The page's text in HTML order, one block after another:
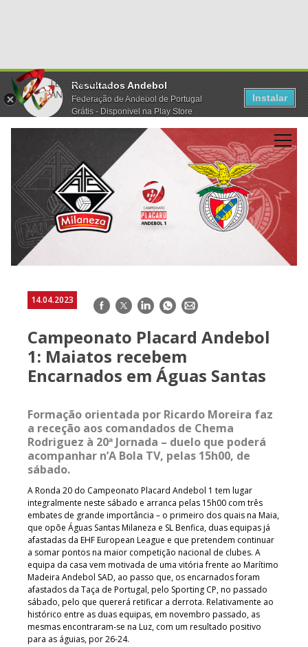
Resultados Andebol
Federação de Andebol de Portugal
Grátis - Disponivel na Play Store
Instalar
14.04.2023 Facebook
TwitterLinkedInWhatsApp
E-
Campeonato Placard Andebol
1: Maiatos recebem
Encarnados em Águas Santas
Formação orientada por Ricardo Moreira faz
a receção aos comandados de Chema
Rodriguez à 20ª Jornada – duelo que poderá
acompanhar n’A Bola TV, pelas 15h00, de
sábado.
A Ronda 20 do Campeonato Placard Andebol 1 tem lugar
integralmente neste sábado e arranca pelas 15h00 com três
embates de grande importância – o primeiro dos quais na Maia,
que opõe Águas Santas Milaneza e SL Benfica, duas equipas já
afastadas da EHF European League e que pretendem continuar
a somar pontos na maior competição nacional de clubes. A
equipa da casa vem motivada de uma vitória frente ao Marítimo
Madeira Andebol SAD, ao passo que, os encarnados foram
afastados da Taça de Portugal, pelo Sporting CP, no passado
sábado, pelo que quererá retificar a derrota. Relativamente ao
histórico entre as duas equipas, em novembro passado, as
mesmas encontraram-se na Luz, com um resultado positivo
para as águias, por 26-24.